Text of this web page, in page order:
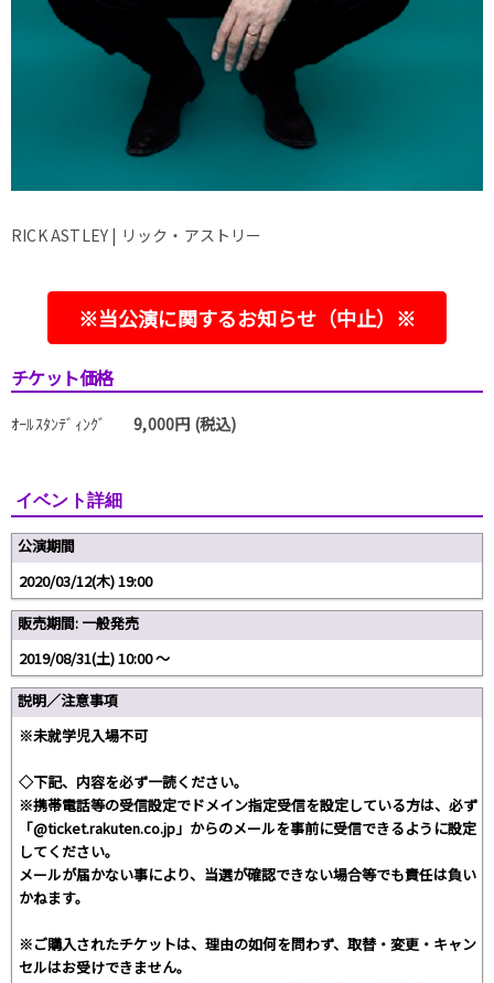
RICK ASTLEY | リック・アストリー
※当公演に関するお知らせ（中止）※
チケット価格
ｵｰﾙｽﾀﾝﾃﾞｨﾝｸﾞ 9,000円 (税込)
イベント詳細
公演期間
2020/03/12(木) 19:00
販売期間: 一般発売
2019/08/31(土) 10:00 〜
説明／注意事項
※未就学児入場不可
◇下記、内容を必ず一読ください。
※携帯電話等の受信設定でドメイン指定受信を設定している方は、必ず
「@ticket.rakuten.co.jp」からのメールを事前に受信できるように設定
してください。
メールが届かない事により、当選が確認できない場合等でも責任は負い
かねます。
※ご購入されたチケットは、理由の如何を問わず、取替・変更・キャン
セルはお受けできません。